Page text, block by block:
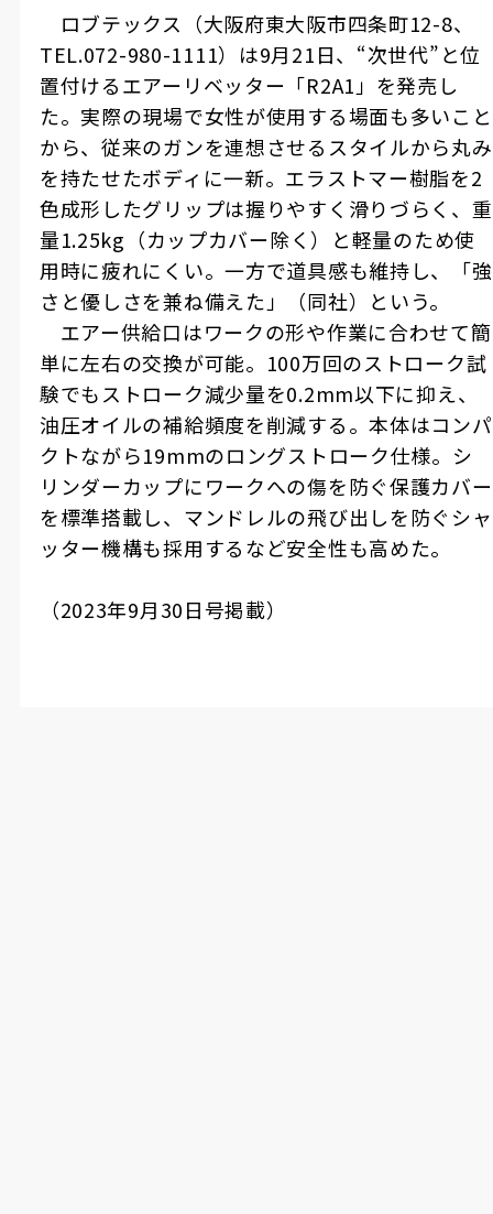
ロブテックス（大阪府東大阪市四条町12-8、
TEL.072-980-1111）は9月21日、 “次世代”と位
置付けるエアーリベッター「R2A1 」を発売し
た。実際の現場で女性が使用する場面も多いこと
から、従来のガンを連想させるスタイルから丸み
を持たせたボディに一新。エラストマー樹脂を2
色成形したグリップは握りやすく滑りづらく、重
量1.25kg （カップカバー除く）と軽量のため使
用時に疲れにくい。一方で道具感も維持し、「強
さと優しさを兼ね備えた」（同社）という。
エアー供給口はワークの形や作業に合わせて簡
単に左右の交換が可能。 100万回のストローク試
験でもストローク減少量を0.2mm以下に抑え、
油圧オイルの補給頻度を削減する。本体はコンパ
クトながら19mmのロングストローク仕様。シ
リンダーカップにワークへの傷を防ぐ保護カバー
を標準搭載し、マンドレルの飛び出しを防ぐシャ
ッター機構も採用するなど安全性も高めた。
（2023年9月30日号掲載）